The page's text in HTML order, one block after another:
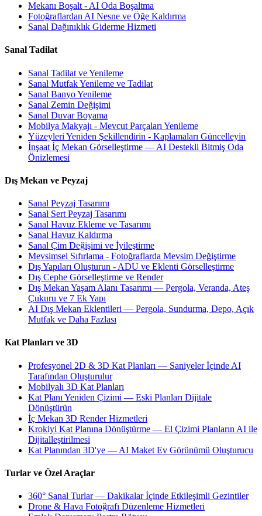
Mekanı Boşalt - AI Oda Boşaltma
Fotoğraflardan AI Nesne ve Öğe Kaldırma
Sanal Dağınıklık Giderme Hizmeti
Sanal Tadilat
Sanal Tadilat ve Yenileme
Sanal Mutfak Yenileme ve Tadilat
Sanal Banyo Yenileme
Sanal Zemin Değişimi
Sanal Duvar Boyama
Mobilya Makyajı - Mevcut Parçaları Yenileme
Yüzeyleri Yeniden Şekillendirin - Kaplamaları Güncelleyin
İnşaat İç Mekan Görselleştirme — AI Destekli Bitmiş Oda
Önizlemesi
Dış Mekan ve Peyzaj
Sanal Peyzaj Tasarımı
Sanal Sert Peyzaj Tasarımı
Sanal Havuz Ekleme ve Tasarımı
Sanal Havuz Kaldırma
Sanal Çim Değişimi ve İyileştirme
Mevsimsel Sıfırlama - Fotoğraflarda Mevsim Değiştirme
Dış Yapıları Oluşturun - ADU ve Eklenti Görselleştirme
Dış Cephe Görselleştirme ve Render
Dış Mekan Yaşam Alanı Tasarımı — Pergola, Veranda, Ateş
Çukuru ve 7 Ek Yapı
AI Dış Mekan Eklentileri — Pergola, Sundurma, Depo, Açık
Mutfak ve Daha Fazlası
Kat Planları ve 3D
Profesyonel 2D & 3D Kat Planları — Saniyeler İçinde AI
Tarafından Oluşturulur
Mobilyalı 3D Kat Planları
Kat Planı Yeniden Çizimi — Eski Planları Dijitale
Dönüştürün
İç Mekan 3D Render Hizmetleri
Krokiyi Kat Planına Dönüştürme — El Çizimi Planların AI ile
Dijitalleştirilmesi
Kat Planından 3D'ye — AI Maket Ev Görünümü Oluşturucu
Turlar ve Özel Araçlar
360° Sanal Turlar — Dakikalar İçinde Etkileşimli Gezintiler
Drone & Hava Fotoğrafı Düzenleme Hizmetleri